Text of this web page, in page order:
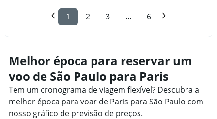
1 2 3 ... 6
Melhor época para reservar um
voo de São Paulo para Paris
Tem um cronograma de viagem flexível? Descubra a
melhor época para voar de Paris para São Paulo com
nosso gráfico de previsão de preços.